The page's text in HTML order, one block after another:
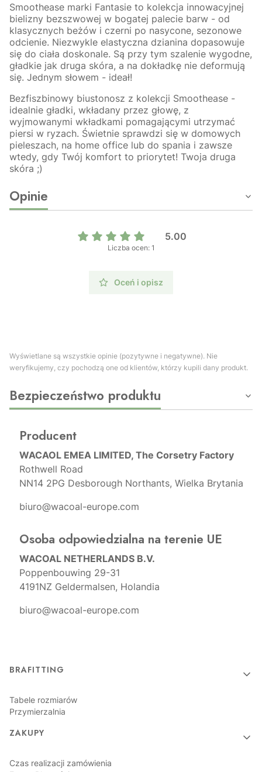
Smoothease marki Fantasie to kolekcja innowacyjnej
bielizny bezszwowej w bogatej palecie barw - od
klasycznych beżów i czerni po nasycone, sezonowe
odcienie. Niezwykle elastyczna dzianina dopasowuje
się do ciała doskonale. Są przy tym szalenie wygodne,
gładkie jak druga skóra, a na dokładkę nie deformują
się. Jednym słowem - ideał!
Bezfiszbinowy biustonosz z kolekcji Smoothease -
idealnie gładki, wkładany przez głowę, z
wyjmowanymi wkładkami pomagającymi utrzymać
piersi w ryzach. Świetnie sprawdzi się w domowych
pieleszach, na home office lub do spania i zawsze
wtedy, gdy Twój komfort to priorytet! Twoja druga
skóra ;)
Opinie
5.00
Liczba ocen: 1
Oceń i opisz
Wyświetlane są wszystkie opinie (pozytywne i negatywne). Nie
weryfikujemy, czy pochodzą one od klientów, którzy kupili dany produkt.
Bezpieczeństwo produktu
Producent
WACAOL EMEA LIMITED, The Corsetry Factory
Rothwell Road
NN14 2PG Desborough Northants, Wielka Brytania
biuro@wacoal-europe.com
Osoba odpowiedzialna na terenie UE
WACOAL NETHERLANDS B.V.
Poppenbouwing 29-31
4191NZ Geldermalsen, Holandia
biuro@wacoal-europe.com
Linki w stopce
BRAFITTING
Tabele rozmiarów
Przymierzalnia
ZAKUPY
Czas realizacji zamówienia